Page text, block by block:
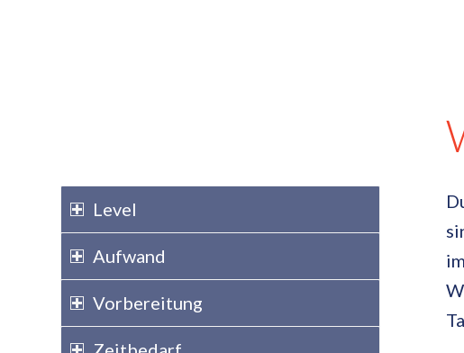
Level
Aufwand
Vorbereitung